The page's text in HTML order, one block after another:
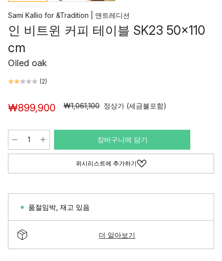
Sami Kallio for &Tradition | 앤트레디션
인 비트윈 커피 테이블 SK23 50x110
cm
Oiled oak
(2)
₩899,900 ₩1,061,100 정상가 (세금불포함)
장바구니에 담기
위시리스트에 추가하기
품절임박 재고 있음
더 알아보기